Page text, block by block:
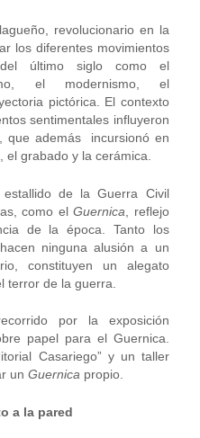
revolucionario en la
los diferentes movimientos
último siglo como el
el modernismo, el
pictórica. El contexto
sentimentales influyeron
que además incursionó en
grabado y la cerámica.
de la Guerra Civil
como elGuernica , reflejo
de la época. Tanto los
ninguna alusión a un
constituyen un alegato
terror de la guerra.
por la exposición
papel para el Guernica.
Casariego” y un taller
unGuernica propio.
a la pared